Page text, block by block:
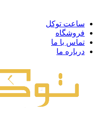
ساعت توکل
فروشگاه
تماس با ما
درباره ما